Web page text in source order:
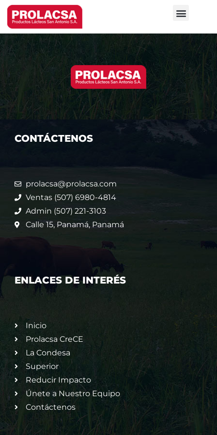
CONTÁCTENOS
prolacsa@prolacsa.com
Ventas (507) 6980-4814
Admin (507) 221-3103
Calle 15, Panamá, Panamá
ENLACES DE INTERÉS
Inicio
Prolacsa CreCE
La Condesa
Superior
Reducir Impacto
Únete a Nuestro Equipo
Contáctenos